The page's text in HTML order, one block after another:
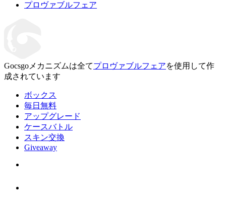
プロヴァブルフェア
Gocsgoメカニズムは全てプロヴァブルフェアを使用して作
成されています
ボックス
毎日無料
アップグレード
ケースバトル
スキン交換
Giveaway